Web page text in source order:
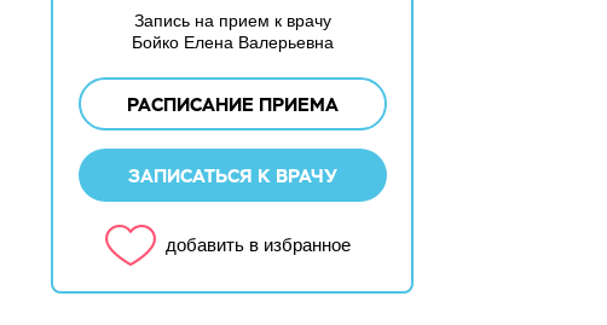
Запись на прием к врачу
Бойко Елена Валерьевна
РАСПИСАНИЕ ПРИЕМА
ЗАПИСАТЬСЯ К ВРАЧУ
добавить в избранное